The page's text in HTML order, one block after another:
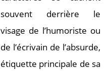
souvent derrière le
visage de l’humoriste ou
de l’écrivain de l’absurde,
étiquette principale de sa